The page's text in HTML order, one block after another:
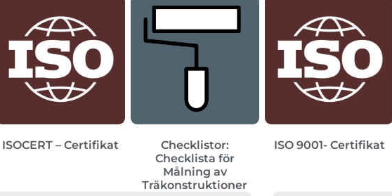
ISOCERT – Certifikat
Checklistor:
Checklista för
Målning av
Träkonstruktioner
ISO 9001- Certifikat